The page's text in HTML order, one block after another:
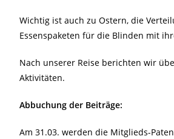
Wichtig ist auch zu Ostern, die
Essenspaketen für die Blinden mit
Nach unserer Reise berichten wir
Aktivitäten.
Abbuchung der Beiträge:
Am 31.03. werden die Mitglieds-